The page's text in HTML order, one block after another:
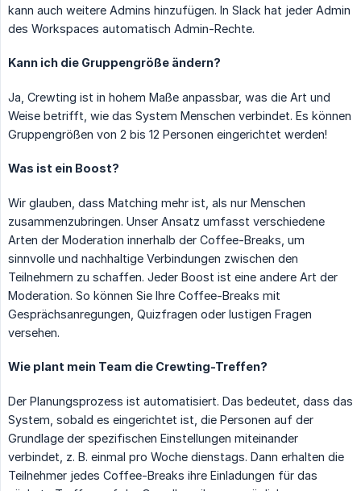
kann auch weitere Admins hinzufügen. In Slack hat jeder Admin
des Workspaces automatisch Admin-Rechte.
Kann ich die Gruppengröße ändern?
Ja, Crewting ist in hohem Maße anpassbar, was die Art und
Weise betrifft, wie das System Menschen verbindet. Es können
Gruppengrößen von 2 bis 12 Personen eingerichtet werden!
Was ist ein Boost?
Wir glauben, dass Matching mehr ist, als nur Menschen
zusammenzubringen. Unser Ansatz umfasst verschiedene
Arten der Moderation innerhalb der Coffee-Breaks, um
sinnvolle und nachhaltige Verbindungen zwischen den
Teilnehmern zu schaffen. Jeder Boost ist eine andere Art der
Moderation. So können Sie Ihre Coffee-Breaks mit
Gesprächsanregungen, Quizfragen oder lustigen Fragen
versehen.
Wie plant mein Team die Crewting-Treffen?
Der Planungsprozess ist automatisiert. Das bedeutet, dass das
System, sobald es eingerichtet ist, die Personen auf der
Grundlage der spezifischen Einstellungen miteinander
verbindet, z. B. einmal pro Woche dienstags. Dann erhalten die
Teilnehmer jedes Coffee-Breaks ihre Einladungen für das